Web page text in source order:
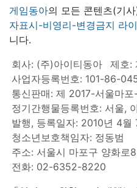
게임동아의 모든 콘텐츠(기
자표시-비영리-변경금지 라
니다.
회사: (주)아이티동아
제호:
사업자등록번호: 101-86-
통신판매: 제 2017-서울마포
정기간행물등록번호: 서울,
발행, 등록일자: 2010년 4월
청소년보호책임자: 정동범
주소: 서울시 마포구 양화
전화: 02-6352-8220